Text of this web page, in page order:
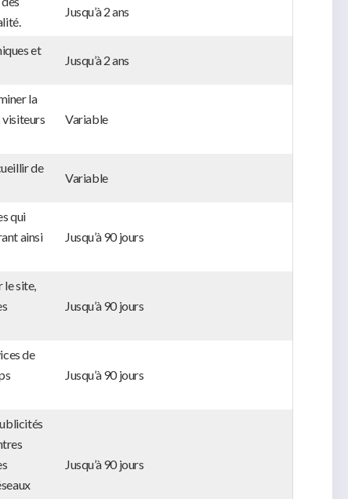
Jusqu’à 2 ans
et
Jusqu’à 2 ans
la
visiteurs
Variable
de
Variable
qui
ainsi
Jusqu’à 90 jours
site,
Jusqu’à 90 jours
de
Jusqu’à 90 jours
Jusqu’à 90 jours